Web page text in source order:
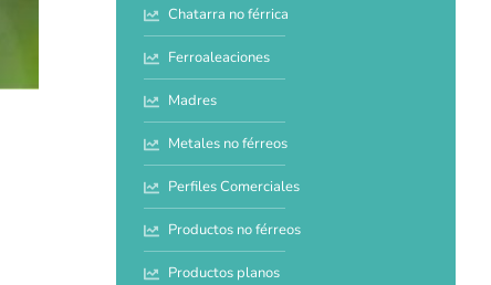
Chatarra no férrica
Ferroaleaciones
Madres
Metales no férreos
Perfiles Comerciales
Productos no férreos
Productos planos